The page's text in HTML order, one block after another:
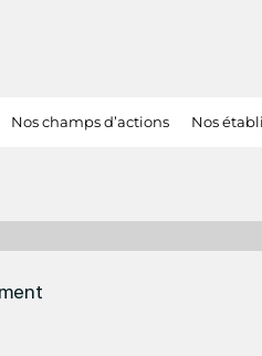
Nos champs d’actions Nos